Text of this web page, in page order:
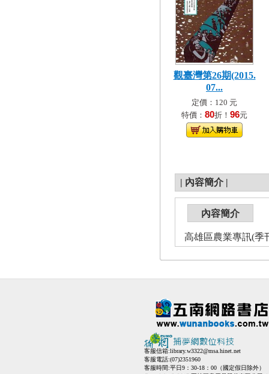
觀臺灣第26期(2015.
07...
定價：120 元
特價： 80折！ 96元
| 內容簡介 |
內容簡介
高雄區農業專訊(季
客服信箱:library.w3322@msa.hinet.net
客服電話:(07)2351960
客服時間:平日9：30-18：00（國定假日除外）